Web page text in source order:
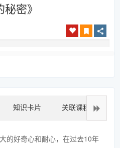
密》
知识卡片 关联课程
的好奇心和耐心，在过去10年